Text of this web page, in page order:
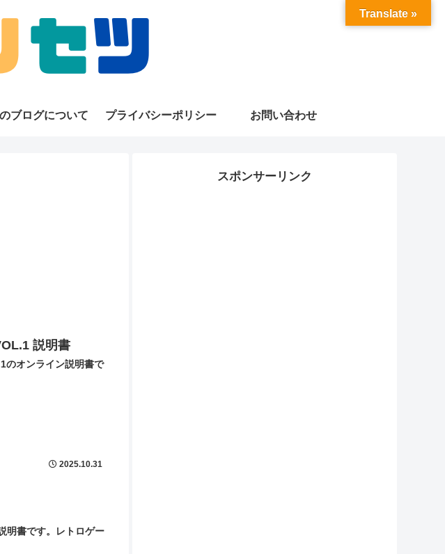
ブログについて プライバシーポリシー お問い合わせ
説明書
のオンライン説明書で
2025.10.31
明書です。レトロゲー
スポンサーリンク
Translate »